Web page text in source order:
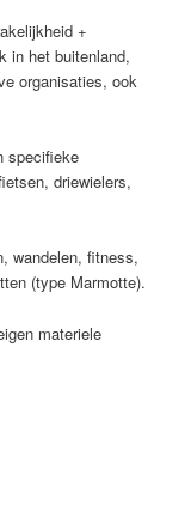
+
in het buitenland,
organisaties, ook
specifieke
driewielers,
wandelen, fitness,
(type Marmotte).
materiele